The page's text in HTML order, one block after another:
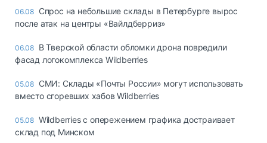
06.08 Спрос на небольшие склады в Петербурге вырос
после атак на центры «Вайлдберриз»
06.08 В Тверской области обломки дрона повредили
фасад логокомплекса Wildberries
05.08 СМИ: Склады «Почты России» могут использовать
вместо сгоревших хабов Wildberries
05.08 Wildberries с опережением графика достраивает
склад под Минском